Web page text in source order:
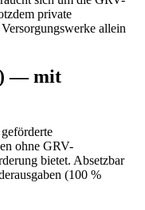
private
allein
— mit
ohne GRV-
bietet. Absetzbar
(100 %